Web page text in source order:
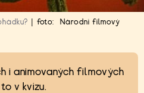
foto:
Národní filmový
i animovaných filmových
v kvízu.